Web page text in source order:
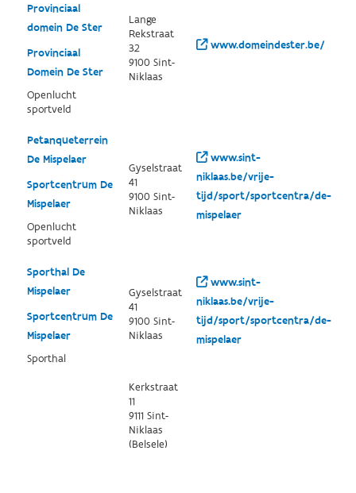
Provinciaal
domein De Ster
Provinciaal
Domein De Ster
Openlucht
sportveld
Lange
Rekstraat
32
9100 Sint-
Niklaas
www.domeindester.be/
Petanqueterrein
De Mispelaer
Sportcentrum De
Mispelaer
Openlucht
sportveld
Gyselstraat
41
9100 Sint-
Niklaas
www.sint-
niklaas.be/vrije-
tijd/sport/sportcentra/de-
mispelaer
Sporthal De
Mispelaer
Sportcentrum De
Mispelaer
Sporthal
Gyselstraat
41
9100 Sint-
Niklaas
www.sint-
niklaas.be/vrije-
tijd/sport/sportcentra/de-
mispelaer
Kerkstraat
11
9111 Sint-
Niklaas
(Belsele)